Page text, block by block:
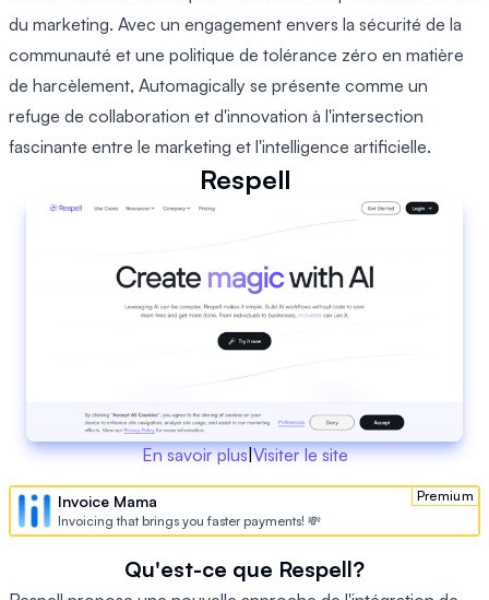
du marketing. Avec un engagement envers la sécurité de la
communauté et une politique de tolérance zéro en matière
de harcèlement, Automagically se présente comme un
refuge de collaboration et d'innovation à l'intersection
fascinante entre le marketing et l'intelligence artificielle.
Respell
En savoir plus|Visiter le site
Premium
Invoice Mama
Invoicing that brings you faster payments! 💸
Qu'est-ce que Respell?